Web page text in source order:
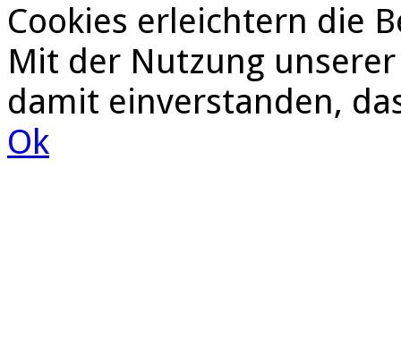
Cookies erleichtern die
Mit der Nutzung
damit einverstanden,
Ok